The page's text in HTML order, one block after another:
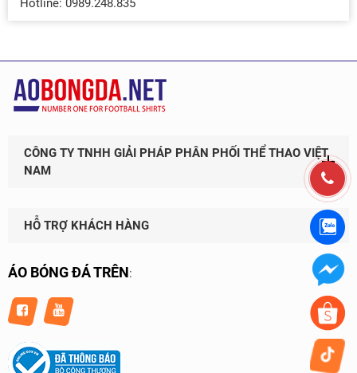
Hotline: 0989.248.835
CÔNG TY TNHH GIẢI PHÁP PHÂN PHỐI THỂ THAO VIỆT
NAM
HỖ TRỢ KHÁCH HÀNG
ÁO BÓNG ĐÁ TRÊN: